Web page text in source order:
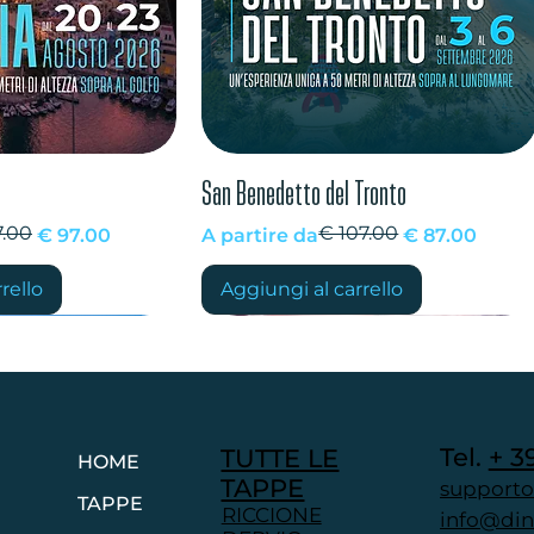
€ 97.00
Vista rapida
San Benedetto del Tronto
A partire da
Prezzo regolare€ 107.00 € 87.00
Prezzo scontato
Aggiungi al carrello
HOME
TAPPE
TUTTE LE
TAPPE
RICCIONE
Tel. ​ +